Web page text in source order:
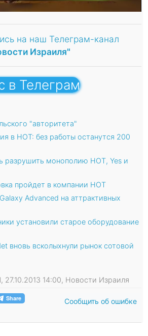
на наш Телеграм-канал
Израиля"
в Телеграм
"авторитета"
в HOT: без работы останутся 200
разрушить монополию HOT, Yes и
пройдет в компании HOT
Advanced на аттрактивных
установили старое оборудование
вновь всколыхнули рынок сотовой
27.10.2013 14:00, Новости Израиля
Сообщить об ошибке